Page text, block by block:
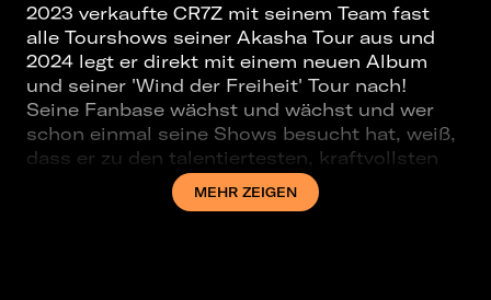
2023 verkaufte CR7Z mit seinem Team fast
alle Tourshows seiner Akasha Tour aus und
2024 legt er direkt mit einem neuen Album
und seiner 'Wind der Freiheit' Tour nach!
Seine Fanbase wächst und wächst und wer
schon einmal seine Shows besucht hat, weiß,
dass er zu den talentiertesten, kraftvollsten
und versiertesten Live-Emcees gehört, die je
eine Bühne betreten haben. Der seit vielen
MEHR ZEIGEN